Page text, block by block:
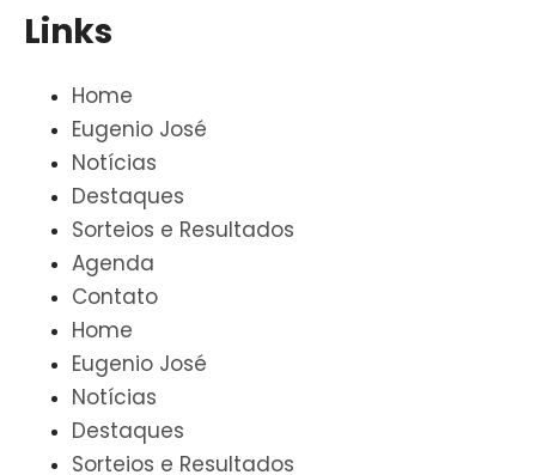
Links
Home
Eugenio José
Notícias
Destaques
Sorteios e Resultados
Agenda
Contato
Home
Eugenio José
Notícias
Destaques
Sorteios e Resultados